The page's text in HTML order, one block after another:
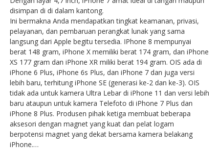
disimpan di di dalam kantong.
Ini bermakna Anda mendapatkan tingkat keamanan, privasi,
pelayanan, dan pembaruan perangkat lunak yang sama
langsung dari Apple begitu tersedia. IPhone 8 mempunyai
berat 148 gram, iPhone X memiliki berat 174 gram, dan iPhone
XS 177 gram dan iPhone XR miliki berat 194 gram. OIS ada di
iPhone 6 Plus, iPhone 6s Plus, dan iPhone 7 dan juga versi
lebih baru, terhitung iPhone SE (generasi ke-2 dan ke-3). OIS
tidak ada untuk kamera Ultra Lebar di iPhone 11 dan versi lebih
baru ataupun untuk kamera Telefoto di iPhone 7 Plus dan
iPhone 8 Plus. Produsen pihak ketiga membuat beberapa
aksesori dengan magnet yang kuat dan pelat logam
berpotensi magnet yang dekat bersama kamera belakang
iPhone.…